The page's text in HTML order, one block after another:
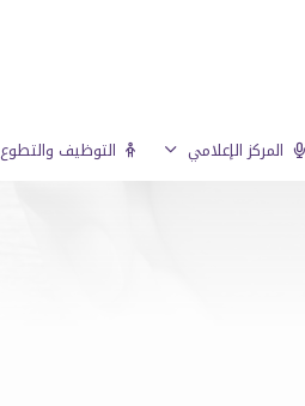
المركز الإعلامي التوظيف والتطوع